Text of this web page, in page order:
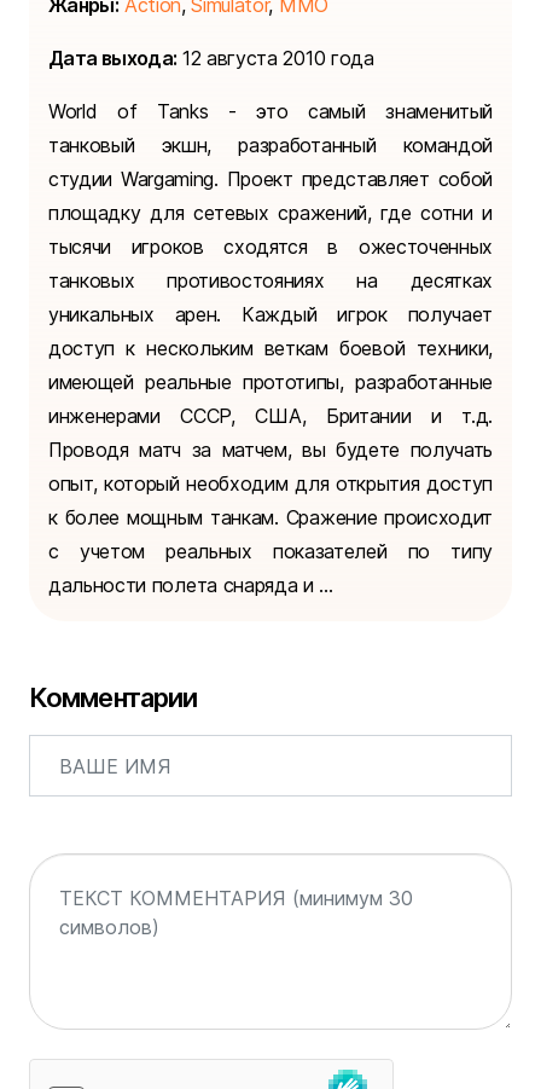
Жанры: Action,Simulator, MMO
Дата выхода: 12 августа 2010 года
World of Tanks - это самый знаменитый
танковый экшн, разработанный командой
студии Wargaming. Проект представляет собой
площадку для сетевых сражений, где сотни и
тысячи игроков сходятся в ожесточенных
танковых противостояниях на десятках
уникальных арен. Каждый игрок получает
доступ к нескольким веткам боевой техники,
имеющей реальные прототипы, разработанные
инженерами СССР, США, Британии и т.д.
Проводя матч за матчем, вы будете получать
опыт, который необходим для открытия доступ
к более мощным танкам. Сражение происходит
с учетом реальных показателей по типу
дальности полета снаряда и ...
Комментарии